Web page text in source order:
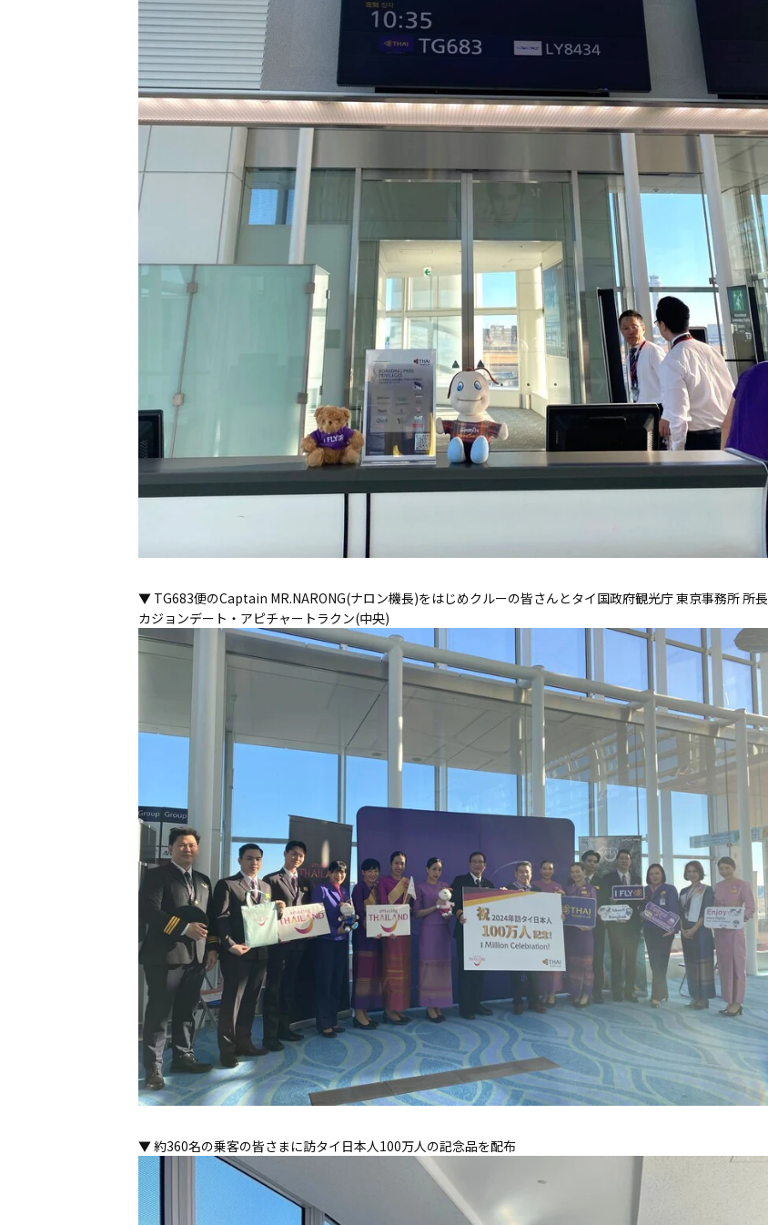
▼ TG683便のCaptain MR.NARONG(ナロン機長)をはじめクルーの皆さんとタイ国政府観光庁 東京事務所 所長
カジョンデート・アピチャートラクン(中央)
▼ 約360名の乗客の皆さまに訪タイ日本人100万人の記念品を配布